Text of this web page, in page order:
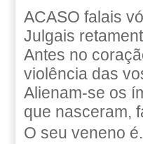
ACASO falais
Julgais
Antes no
violência das
Alienam-se os
que nasceram,
O seu veneno